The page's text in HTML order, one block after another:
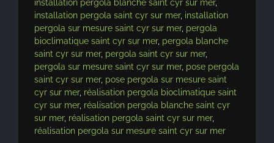
installation pergola blanche saint cyr sur mer,
installation pergola saint cyr sur mer, installation
pergola sur mesure saint cyr sur mer, pergola
bioclimatique saint cyr sur mer, pergola blanche
saint cyr sur mer, pergola saint cyr sur mer,
pergola sur mesure saint cyr sur mer, pose pergola
saint cyr sur mer, pose pergola sur mesure saint
cyr sur mer, réalisation pergola bioclimatique saint
cyr sur mer, réalisation pergola blanche saint cyr
sur mer, réalisation pergola saint cyr sur mer,
réalisation pergola sur mesure saint cyr sur mer